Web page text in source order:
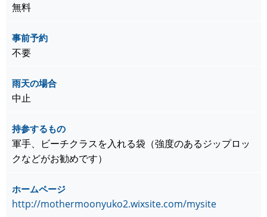
無料
事前予約
不要
雨天の場合
中止
持参するもの
軍手、ビーチクラスを入れる袋（強度のあるジップロッ
クなどがお勧めです）
ホームページ
http://mothermoonyuko2.wixsite.com/mysite